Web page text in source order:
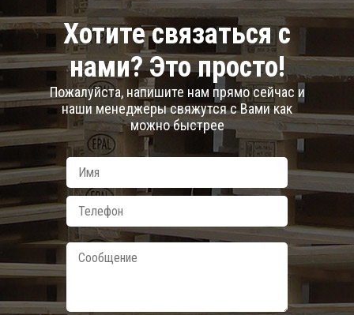
Хотите связаться с
нами? Это просто!
Пожалуйста, напишите нам прямо сейчас и
наши менеджеры свяжутся с Вами как
можно быстрее